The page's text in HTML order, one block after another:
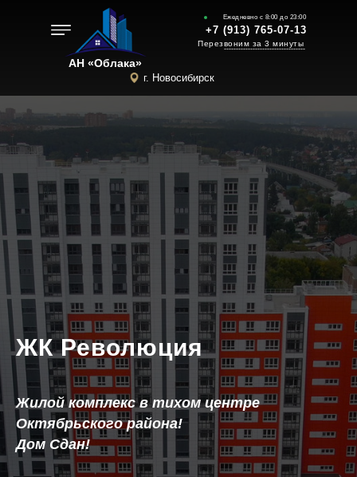
----------------------------------
+7 (913) 765-07-13
Ежедневно с 8:00 до 23:00
Перезвоним за 3 минуты
г. Новосибирск
АН «Облака»
ЖК Революция
Жилой комплекс в тихом центре
Октябрьского района!
Дом Сдан!